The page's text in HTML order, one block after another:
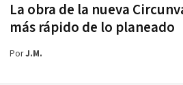
La obra de la nueva
más rápido de lo planeado
PorJ.M.